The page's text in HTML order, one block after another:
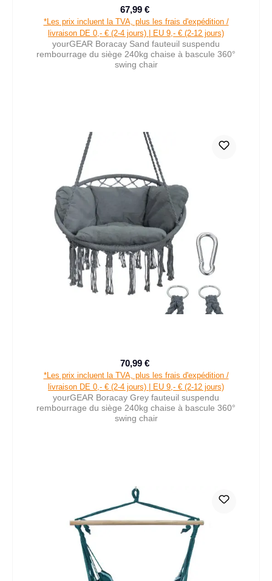
Prix de vente :
67,99 €
*Les prix incluent la TVA, plus les frais d'expédition /
livraison DE 0,- € (2-4 jours) | EU 9,- € (2-12 jours)
yourGEAR Boracay Sand fauteuil suspendu
rembourrage du siège 240kg chaise à bascule 360°
swing chair
Prix de vente :
70,99 €
*Les prix incluent la TVA, plus les frais d'expédition /
livraison DE 0,- € (2-4 jours) | EU 9,- € (2-12 jours)
yourGEAR Boracay Grey fauteuil suspendu
rembourrage du siège 240kg chaise à bascule 360°
swing chair